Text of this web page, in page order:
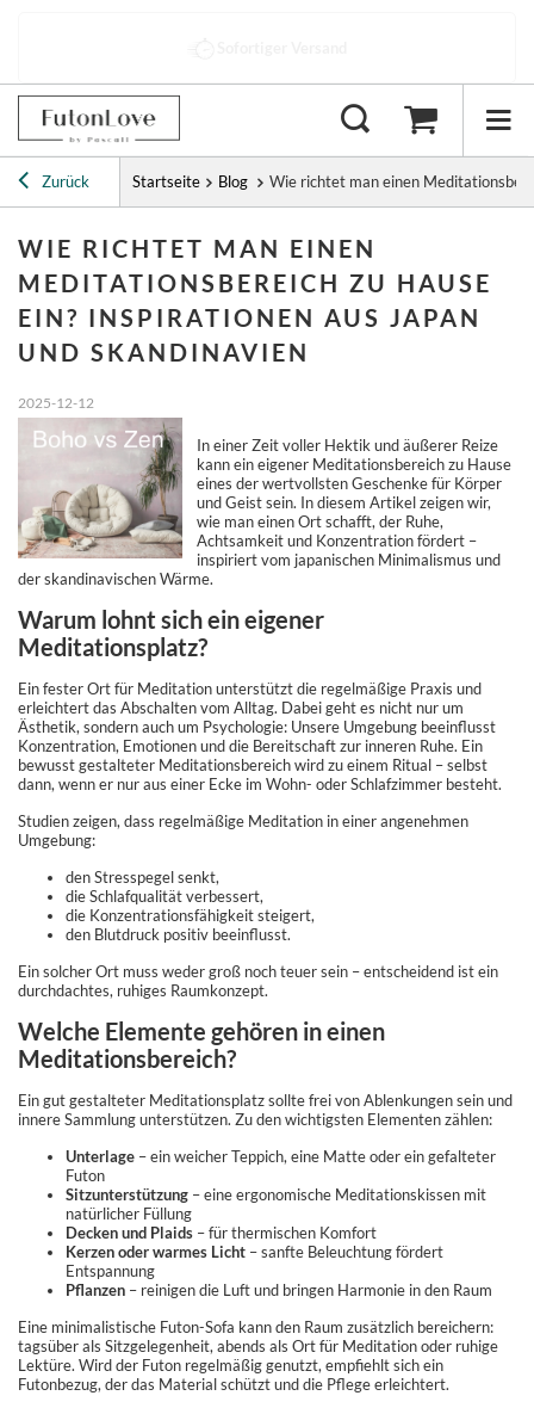
Zurück Startseite Blog Wie richtet man einen
WIE RICHTET MAN EINEN
MEDITATIONSBEREICH ZU HAUSE
EIN? INSPIRATIONEN AUS JAPAN
UND SKANDINAVIEN
2025-12-12
In einer Zeit voller Hektik und äußerer Reize
kann ein eigener Meditationsbereich zu Hause
eines der wertvollsten Geschenke für Körper
und Geist sein. In diesem Artikel zeigen wir,
wie man einen Ort schafft, der Ruhe,
Achtsamkeit und Konzentration fördert –
inspiriert vom japanischen Minimalismus und
der skandinavischen Wärme.
Warum lohnt sich ein eigener
Meditationsplatz?
Ein fester Ort für Meditation unterstützt die regelmäßige Praxis und
erleichtert das Abschalten vom Alltag. Dabei geht es nicht nur um
Ästhetik, sondern auch um Psychologie: Unsere Umgebung beeinflusst
Konzentration, Emotionen und die Bereitschaft zur inneren Ruhe. Ein
bewusst gestalteter Meditationsbereich wird zu einem Ritual – selbst
dann, wenn er nur aus einer Ecke im Wohn- oder Schlafzimmer besteht.
Studien zeigen, dass regelmäßige Meditation in einer angenehmen
Umgebung:
den Stresspegel senkt,
die Schlafqualität verbessert,
die Konzentrationsfähigkeit steigert,
den Blutdruck positiv beeinflusst.
Ein solcher Ort muss weder groß noch teuer sein – entscheidend ist ein
durchdachtes, ruhiges Raumkonzept.
Welche Elemente gehören in einen
Meditationsbereich?
Ein gut gestalteter Meditationsplatz sollte frei von Ablenkungen sein und
innere Sammlung unterstützen. Zu den wichtigsten Elementen zählen:
Unterlage – ein weicher Teppich, eine Matte oder ein gefalteter
Futon
Sitzunterstützung – eine ergonomische Meditationskissen mit
natürlicher Füllung
Decken und Plaids – für thermischen Komfort
Kerzen oder warmes Licht – sanfte Beleuchtung fördert
Entspannung
Pflanzen – reinigen die Luft und bringen Harmonie in den Raum
Eine minimalistische Futon-Sofa kann den Raum zusätzlich bereichern:
tagsüber als Sitzgelegenheit, abends als Ort für Meditation oder ruhige
Lektüre. Wird der Futon regelmäßig genutzt, empfiehlt sich ein
Futonbezug, der das Material schützt und die Pflege erleichtert.